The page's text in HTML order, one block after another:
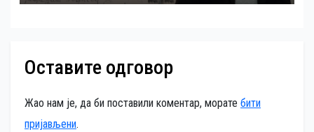
Оставите одговор
Жао нам је, да би поставили коментар, морате бити
пријављени.